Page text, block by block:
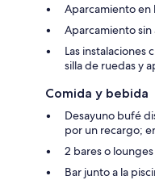
Aparcamiento en
Aparcamiento sin
Las instalaciones
silla de ruedas y
Comida y bebida
Desayuno bufé
por un recargo;
2 bares o lounges
Bar junto a la